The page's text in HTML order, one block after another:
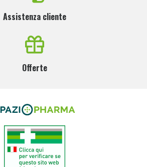
Assistenza cliente
Offerte